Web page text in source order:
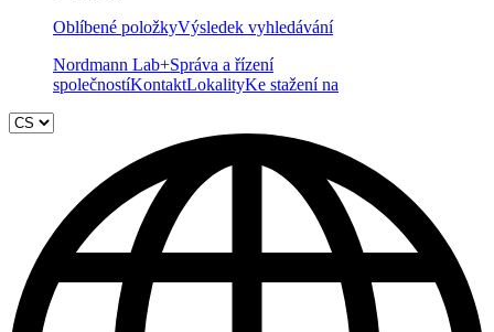
Oblíbené položkyVýsledek vyhledávání
Nordmann Lab+Správa a řízení
společnostíKontaktLokalityKe stažení na